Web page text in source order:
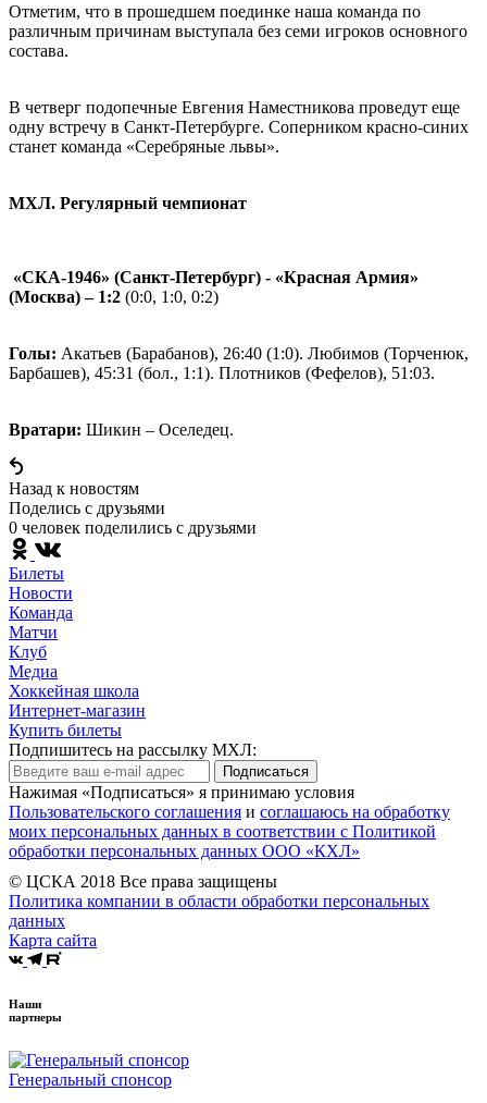
Отметим, что в прошедшем поединке наша команда по
различным причинам выступала без семи игроков основного
состава.
В четверг подопечные Евгения Наместникова проведут еще
одну встречу в Санкт-Петербурге. Соперником красно-синих
станет команда «Серебряные львы».
МХЛ. Регулярный чемпионат
«СКА-1946» (Санкт-Петербург) - «Красная Армия»
(Москва) – 1:2 (0:0, 1:0, 0:2)
Голы: Акатьев (Барабанов), 26:40 (1:0). Любимов (Торченюк,
Барбашев), 45:31 (бол., 1:1). Плотников (Фефелов), 51:03.
Вратари: Шикин – Оселедец.
Назад к новостям
Поделись c друзьями
0 человек поделились c друзьями
Билеты
Новости
Команда
Матчи
Клуб
Медиа
Хоккейная школа
Интернет-магазин
Купить билеты
Подпишитесь на рассылку МХЛ:
Подписаться
Нажимая «Подписаться» я принимаю условия
Пользовательского соглашения и соглашаюсь на обработку
моих персональных данных в соответствии с Политикой
обработки персональных данных ООО «КХЛ»
© ЦСКА 2018 Все права защищены
Политика компании в области обработки персональных
данных
Карта сайта
Наши
партнеры
Генеральный спонсор